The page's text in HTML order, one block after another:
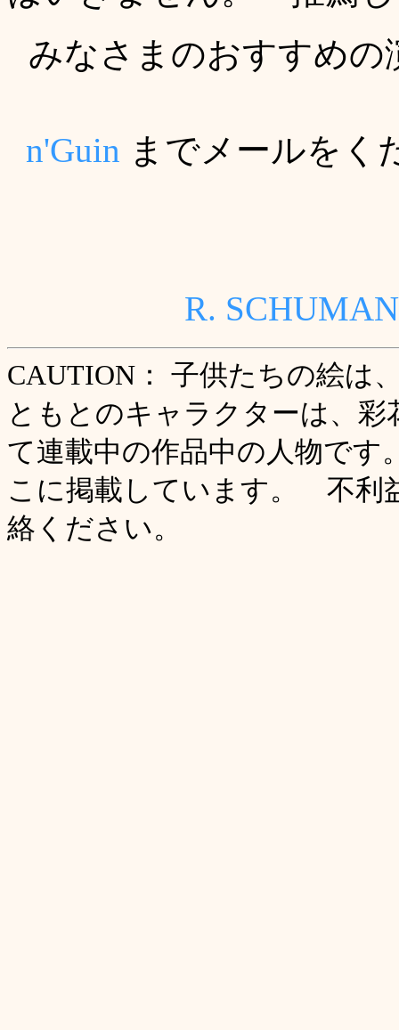
みなさまのおすすめ
n'Guin までメールを
R.
CAUTION： 子供たちの絵は
ともとのキャラクターは、
て連載中の作品中の人物で
こに掲載しています。 不利
絡ください。